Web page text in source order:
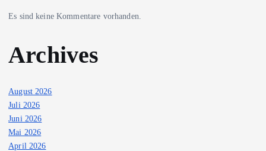
Es sind keine Kommentare vorhanden.
Archives
August 2026
Juli 2026
Juni 2026
Mai 2026
April 2026